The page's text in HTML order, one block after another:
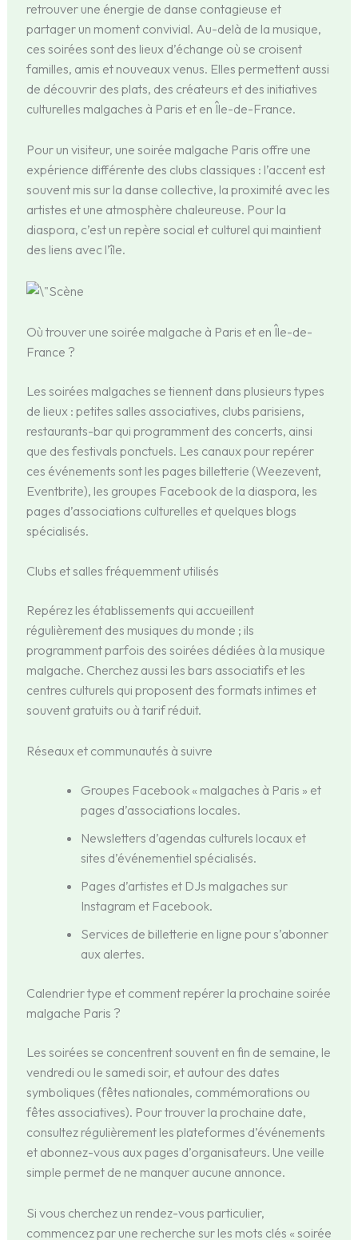
retrouver une énergie de danse contagieuse et
partager un moment convivial. Au-delà de la musique,
ces soirées sont des lieux d’échange où se croisent
familles, amis et nouveaux venus. Elles permettent aussi
de découvrir des plats, des créateurs et des initiatives
culturelles malgaches à Paris et en Île-de-France.
Pour un visiteur, une soirée malgache Paris offre une
expérience différente des clubs classiques : l’accent est
souvent mis sur la danse collective, la proximité avec les
artistes et une atmosphère chaleureuse. Pour la
diaspora, c’est un repère social et culturel qui maintient
des liens avec l’île.
Où trouver une soirée malgache à Paris et en Île-de-
France ?
Les soirées malgaches se tiennent dans plusieurs types
de lieux : petites salles associatives, clubs parisiens,
restaurants-bar qui programment des concerts, ainsi
que des festivals ponctuels. Les canaux pour repérer
ces événements sont les pages billetterie (Weezevent,
Eventbrite), les groupes Facebook de la diaspora, les
pages d’associations culturelles et quelques blogs
spécialisés.
Clubs et salles fréquemment utilisés
Repérez les établissements qui accueillent
régulièrement des musiques du monde ; ils
programment parfois des soirées dédiées à la musique
malgache. Cherchez aussi les bars associatifs et les
centres culturels qui proposent des formats intimes et
souvent gratuits ou à tarif réduit.
Réseaux et communautés à suivre
Groupes Facebook « malgaches à Paris » et
pages d’associations locales.
Newsletters d’agendas culturels locaux et
sites d’événementiel spécialisés.
Pages d’artistes et DJs malgaches sur
Instagram et Facebook.
Services de billetterie en ligne pour s’abonner
aux alertes.
Calendrier type et comment repérer la prochaine soirée
malgache Paris ?
Les soirées se concentrent souvent en fin de semaine, le
vendredi ou le samedi soir, et autour des dates
symboliques (fêtes nationales, commémorations ou
fêtes associatives). Pour trouver la prochaine date,
consultez régulièrement les plateformes d’événements
et abonnez-vous aux pages d’organisateurs. Une veille
simple permet de ne manquer aucune annonce.
Si vous cherchez un rendez-vous particulier,
commencez par une recherche sur les mots clés « soirée